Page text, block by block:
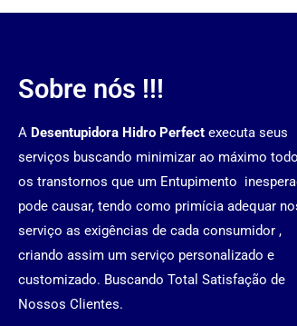
Sobre nós !!!
A Desentupidora Hidro Perfect executa seus
serviços buscando minimizar ao máximo
os transtornos que um Entupimento
pode causar, tendo como primícia adequar
serviço as exigências de cada consumidor ,
criando assim um serviço personalizado e
customizado. Buscando Total Satisfação de
Nossos Clientes.